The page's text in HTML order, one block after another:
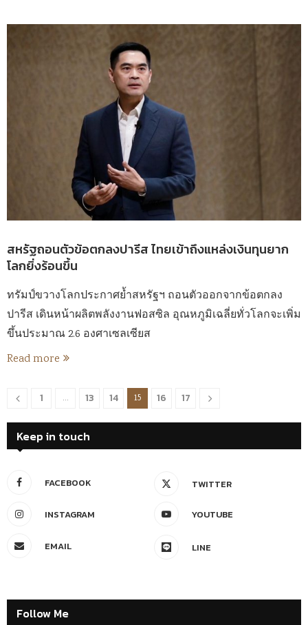
สหรัฐถอนตัวข้อตกลงปารีส ไทยเข้าถึงแหล่งเงินทุนยาก
โลกยิ่งร้อนขึ้น
ทรัมป์ขวางโลกประกาศย้ำสหรัฐฯ ถอนตัวออกจากข้อตกลง
ปารีส เดินหน้าผลิตพลังงานฟอสซิล อุณหภูมิเฉลี่ยทั่วโลกจะเพิ่ม
ขึ้นประมาณ 2.6 องศาเซลเซียส
Read more
1 … 13 14 15 16 17
Keep in touch
FACEBOOK TWITTER
INSTAGRAM YOUTUBE
EMAIL LINE
Follow Me